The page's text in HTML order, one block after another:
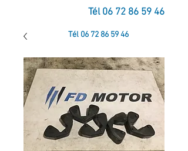
Tél 06 72 86 59 46
Tél 06 72 86 59 46